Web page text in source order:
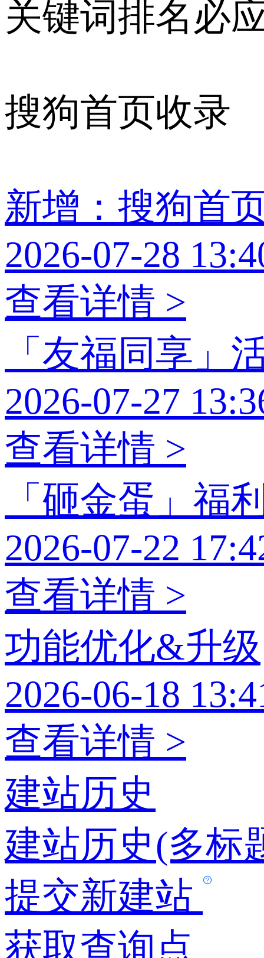
关键词排名必
搜狗首页收录
新增：搜狗首
2026-07-28
查看详情 >
「友福同享」
2026-07-27
查看详情 >
「砸金蛋」福
2026-07-22
查看详情 >
功能优化&升级
2026-06-18
查看详情 >
建站历史
建站历史(多标
提交新建站
获取查询点